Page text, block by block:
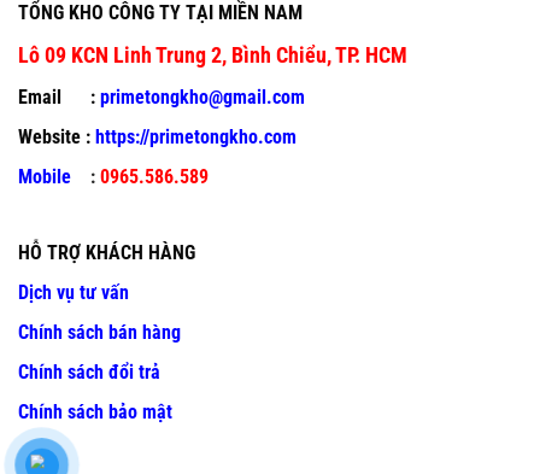
TỔNG KHO CÔNG TY TẠI MIỀN NAM
Lô 09 KCN Linh Trung 2, Bình Chiểu, TP. HCM
Email : primetongkho@gmail.com
Website : https://primetongkho.com
Mobile : 0965.586.589
HỖ TRỢ KHÁCH HÀNG
Dịch vụ tư vấn
Chính sách bán hàng
Chính sách đổi trả
Chính sách bảo mật